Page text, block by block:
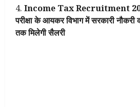
Income Tax Recruitment
परीक्षा के आयकर विभाग में सरकारी नौकरी
तक मिलेगी सैलरी